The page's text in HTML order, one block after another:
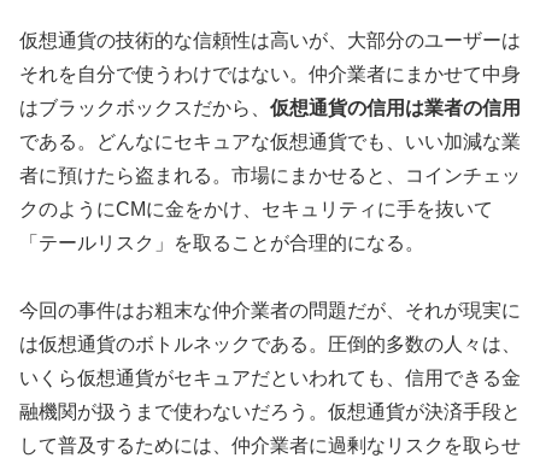
仮想通貨の技術的な信頼性は高いが、大部分のユーザーは
それを自分で使うわけではない。仲介業者にまかせて中身
はブラックボックスだから、 仮想通貨の信用は業者の信用
である。どんなにセキュアな仮想通貨でも、いい加減な業
者に預けたら盗まれる。市場にまかせると、コインチェッ
クのようにCMに金をかけ、セキュリティに手を抜いて
「テールリスク」を取ることが合理的になる。
今回の事件はお粗末な仲介業者の問題だが、それが現実に
は仮想通貨のボトルネックである。圧倒的多数の人々は、
いくら仮想通貨がセキュアだといわれても、信用できる金
融機関が扱うまで使わないだろう。仮想通貨が決済手段と
して普及するためには、仲介業者に過剰なリスクを取らせ